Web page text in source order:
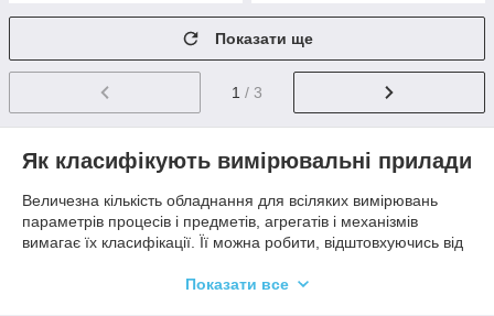
Показати ще
1 / 3
Як класифікують вимірювальні прилади
Величезна кількість обладнання для всіляких вимірювань
параметрів процесів і предметів, агрегатів і механізмів
вимагає їх класифікації. Її можна робити, відштовхуючись від
прилади поділяють на дві великі групи:
Показати все